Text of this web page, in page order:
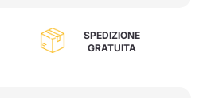
SPEDIZIONE
GRATUITA